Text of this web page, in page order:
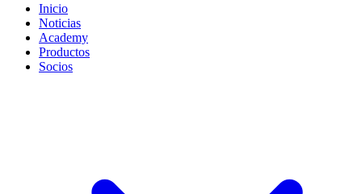
Inicio
Noticias
Academy
Productos
Socios